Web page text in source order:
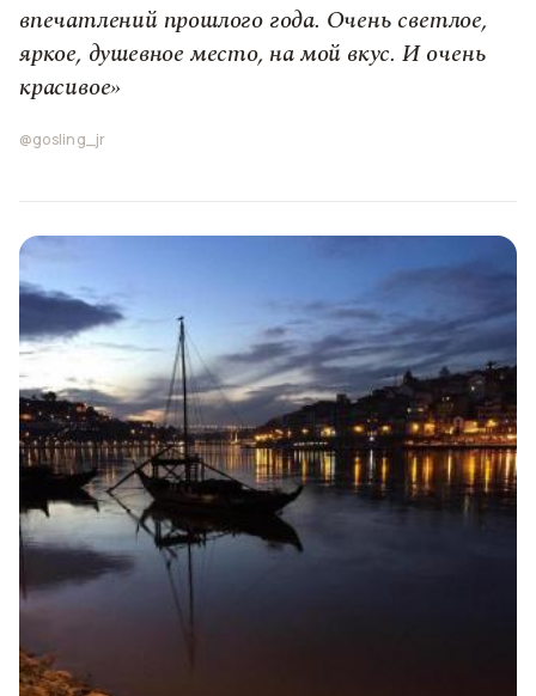
впечатлений прошлого года. Очень светлое,
яркое, душевное место, на мой вкус. И очень
красивое»
@gosling_jr